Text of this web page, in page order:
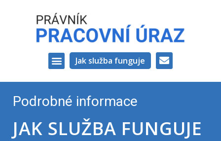
Jak služba funguje
Podrobné informace
JAK SLUŽBA FUNGUJE